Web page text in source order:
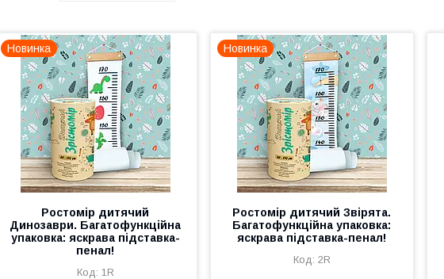
Новинка
Ростомір дитячий
Динозаври. Багатофункційна
упаковка: яскрава підставка-
пенал!
1R
Новинка
Ростомір дитячий Звірята.
Багатофункційна упаковка:
яскрава підставка-пенал!
2R